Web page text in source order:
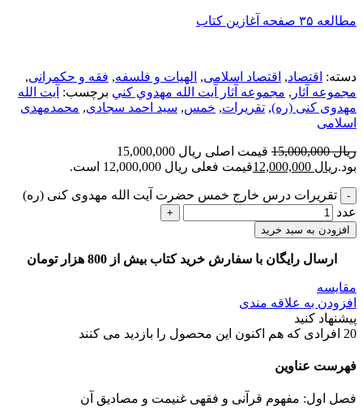
مطالعه ۳۵ صفحه آغازین کتاب
دسته: اقتصاد, اقتصاد اسلامی, الهیات و فلسفه, فقه و حکمرانی,
مجموعه آثار , مجموعه آثار آيت الله مهدوي كني برچسب: آیت الله
مهدوی کنی (ره), تقریرات, خمس, سید احمد سجادی, محمدمهدی
اسلامی
ریال15,000,000
قیمت اصلی ریال 15,000,000
بود.ریال قیمت فعلی ریال 12,000,000 است.
تقریرات درس خارج خمس حضرت آیت الله مهدوی کنی (ره)
عدد
افزودن به سبد خرید
ارسال رایگان با سفارش خرید کتاب بیش از 800 هزار تومان
مقایسه
افزودن به علاقه مندی
پیشنهاد کنید
20 افرادی که هم اکنون این محصول را بازدید می کنند
فهرست عناوین
فصل اول: مفهوم قرآنی و فقهی غنیمت و مصادیق آن